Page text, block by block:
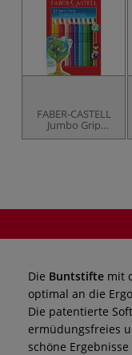
FABER-CASTELL
Jumbo Grip
Farbstifte-Set
Die Buntstifte mit
optimal an die
Die patentierte
ermüdungsfreies
schöne